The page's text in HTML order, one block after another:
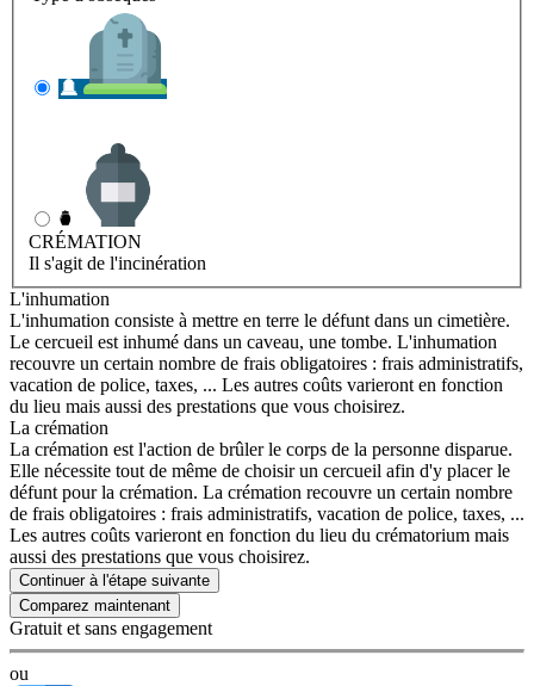
CRÉMATION
Il s'agit de l'incinération
L'inhumation
L'inhumation consiste à mettre en terre le défunt dans un cimetière.
Le cercueil est inhumé dans un caveau, une tombe. L'inhumation
recouvre un certain nombre de frais obligatoires : frais administratifs,
vacation de police, taxes, ... Les autres coûts varieront en fonction
du lieu mais aussi des prestations que vous choisirez.
La crémation
La crémation est l'action de brûler le corps de la personne disparue.
Elle nécessite tout de même de choisir un cercueil afin d'y placer le
défunt pour la crémation. La crémation recouvre un certain nombre
de frais obligatoires : frais administratifs, vacation de police, taxes, ...
Les autres coûts varieront en fonction du lieu du crématorium mais
aussi des prestations que vous choisirez.
Continuer à l'étape suivante
Gratuit et sans engagement
ou